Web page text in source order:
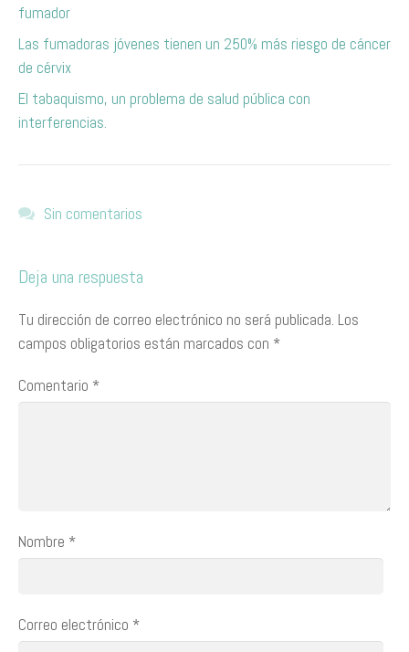
fumador
Las fumadoras jóvenes tienen un 250% más riesgo de cáncer
de cérvix
El tabaquismo, un problema de salud pública con
interferencias.
Sin comentarios
Deja una respuesta
Tu dirección de correo electrónico no será publicada. Los
campos obligatorios están marcados con *
Comentario *
Nombre *
Correo electrónico *